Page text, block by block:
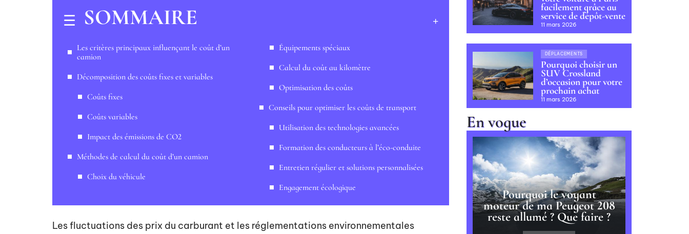
SOMMAIRE
Les critères principaux influençant le coût d’un
camion
Décomposition des coûts fixes et variables
Coûts fixes
Coûts variables
Impact des émissions de CO2
Méthodes de calcul du coût d’un camion
Choix du véhicule
Équipements spéciaux
Calcul du coût au kilomètre
Optimisation des coûts
Conseils pour optimiser les coûts de transport
Utilisation des technologies avancées
Formation des conducteurs à l’éco-conduite
Entretien régulier et solutions personnalisées
Engagement écologique
Les fluctuations des prix du carburant et les réglementations environnementales
facilement grâce au
service de dépôt-vente
11 mars 2026
DÉPLACEMENTS
Pourquoi choisir un
SUV Crossland
d’occasion pour votre
prochain achat
11 mars 2026
En vogue
Pourquoi le voyant
moteur de ma Peugeot 208
reste allumé ? Que faire ?